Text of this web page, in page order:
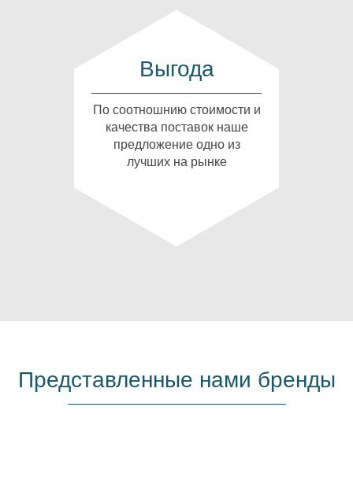
Выгода
По соотношнию стоимости и
качества поставок наше
предложение одно из
лучших на рынке
Представленные нами бренды